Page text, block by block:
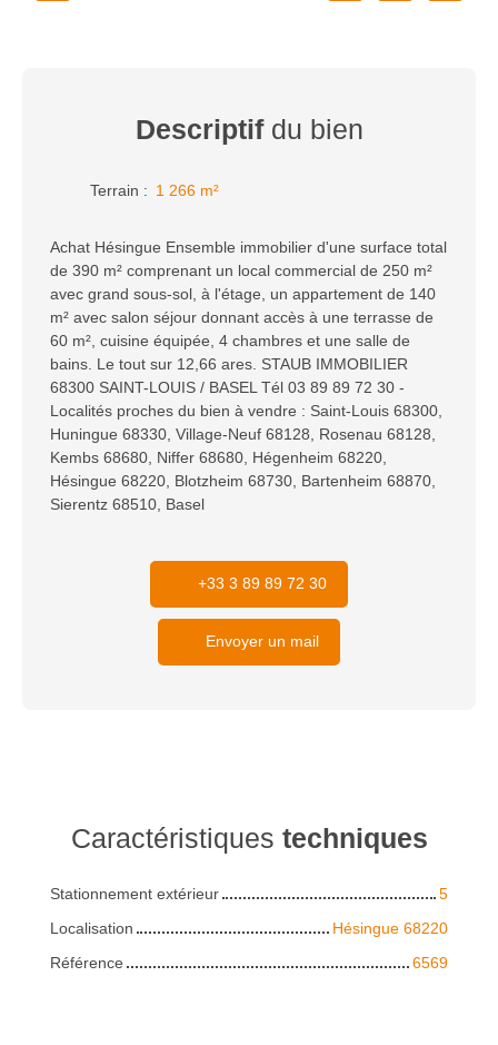
Descriptifdu bien
Terrain : 1 266 m²
Achat Hésingue Ensemble immobilier d'une surface total
de 390 m² comprenant un local commercial de 250 m²
avec grand sous-sol, à l'étage, un appartement de 140
m² avec salon séjour donnant accès à une terrasse de
60 m², cuisine équipée, 4 chambres et une salle de
bains. Le tout sur 12,66 ares. STAUB IMMOBILIER
68300 SAINT-LOUIS / BASEL Tél 03 89 89 72 30 -
Localités proches du bien à vendre : Saint-Louis 68300,
Huningue 68330, Village-Neuf 68128, Rosenau 68128,
Kembs 68680, Niffer 68680, Hégenheim 68220,
Hésingue 68220, Blotzheim 68730, Bartenheim 68870,
Sierentz 68510, Basel
+33 3 89 89 72 30
Envoyer un mail
Caractéristiques techniques
Stationnement extérieur
5
Localisation
Hésingue 68220
Référence
6569